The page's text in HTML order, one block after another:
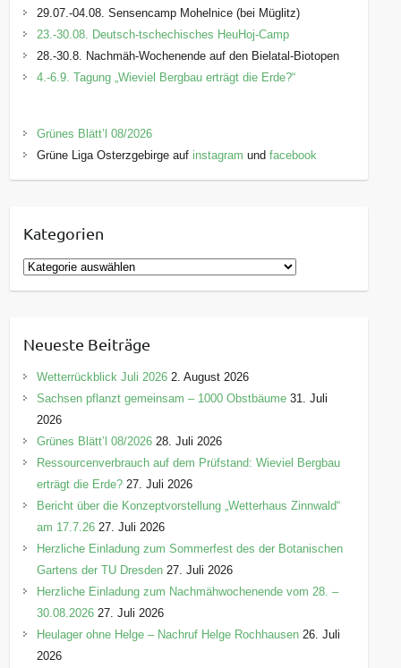
29.07.-04.08. Sensencamp Mohelnice (bei Müglitz)
23.-30.08. Deutsch-tschechisches HeuHoj-Camp
28.-30.8. Nachmäh-Wochenende auf den Bielatal-Biotopen
4.-6.9. Tagung „Wieviel Bergbau erträgt die Erde?“
Grünes Blätt’l 08/2026
Grüne Liga Osterzgebirge auf instagram undfacebook
Kategorien
K
a
g
o
r
e
n
Neueste Beiträge
Wetterrückblick Juli 2026 2. August 2026
Sachsen pflanzt gemeinsam – 1000 Obstbäume 31. Juli
2026
Grünes Blätt’l 08/2026 28. Juli 2026
Ressourcenverbrauch auf dem Prüfstand: Wieviel Bergbau
erträgt die Erde? 27. Juli 2026
Bericht über die Konzeptvorstellung „Wetterhaus Zinnwald“
am 17.7.26 27. Juli 2026
Herzliche Einladung zum Sommerfest des der Botanischen
Gartens der TU Dresden 27. Juli 2026
Herzliche Einladung zum Nachmähwochenende vom 28. –
30.08.2026 27. Juli 2026
Heulager ohne Helge – Nachruf Helge Rochhausen 26. Juli
2026